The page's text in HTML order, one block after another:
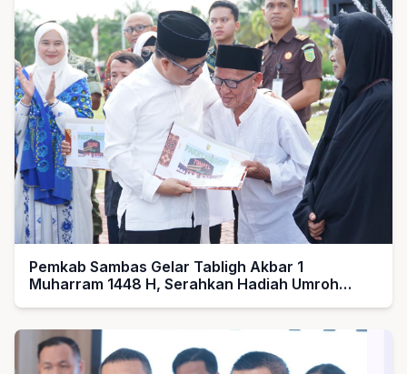
Pemkab Sambas Gelar Tabligh Akbar 1
Muharram 1448 H, Serahkan Hadiah Umroh